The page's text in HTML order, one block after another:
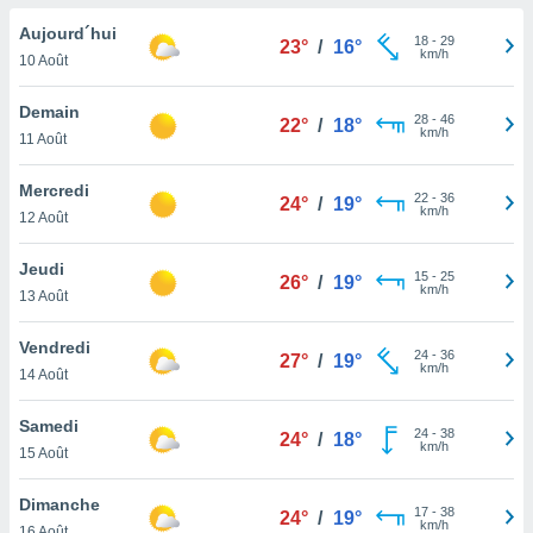
et
»,
de
qu'ils
ou
de
le
ainsi
la
du
Aujourd´hui
10 Août
23° / 16° 18- 29
km/h
Demain
11 Août
22° / 18° 28- 46
km/h
Mercredi
12 Août
24° / 19° 22- 36
km/h
Jeudi
13 Août
26° / 19° 15- 25
km/h
Vendredi
14 Août
27° / 19° 24- 36
km/h
Samedi
15 Août
24° / 18° 24- 38
km/h
Dimanche
24° / 19° 17- 38
km/h